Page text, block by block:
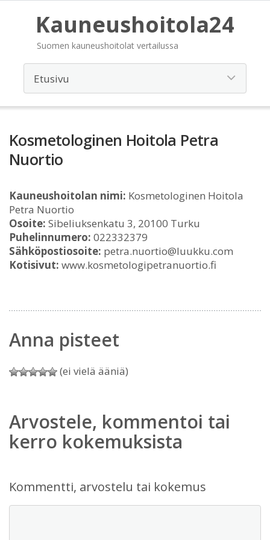
Kauneushoitola24
Suomen kauneushoitolat vertailussa
Kosmetologinen Hoitola Petra
Nuortio
Kauneushoitolan nimi: Kosmetologinen Hoitola
Petra Nuortio
Osoite: Sibeliuksenkatu 3, 20100 Turku
Puhelinnumero: 022332379
Sähköpostiosoite: petra.nuortio@luukku.com
Kotisivut: www.kosmetologipetranuortio.fi
Anna pisteet
(ei vielä ääniä)
Arvostele, kommentoi tai
kerro kokemuksista
Kommentti, arvostelu tai kokemus